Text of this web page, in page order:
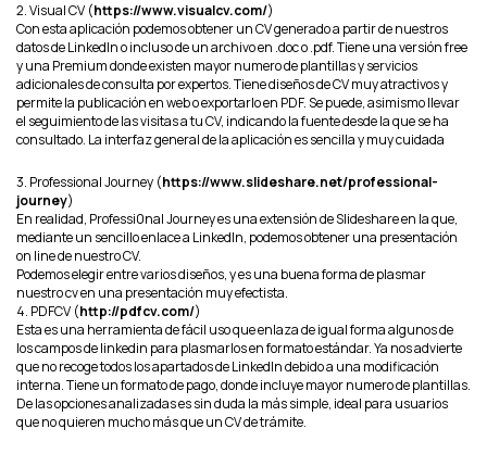
2. Visual CV (https://www.visualcv.com/)
Con esta aplicación podemos obtener un CV generado a partir de nuestros
datos de LinkedIn o incluso de un archivo en .doc o .pdf. Tiene una versión free
y una Premium donde existen mayor numero de plantillas y servicios
adicionales de consulta por expertos. Tiene diseños de CV muy atractivos y
permite la publicación en web o exportarlo en PDF. Se puede, asimismo llevar
el seguimiento de las visitas a tu CV, indicando la fuente desde la que se ha
consultado. La interfaz general de la aplicación es sencilla y muy cuidada
3. Professional Journey (https://www.slideshare.net/professional-
journey)
En realidad, Professi0nal Journey es una extensión de Slideshare en la que,
mediante un sencillo enlace a LinkedIn, podemos obtener una presentación
on line de nuestro CV.
Podemos elegir entre varios diseños, y es una buena forma de plasmar
nuestro cv en una presentación muy efectista.
4. PDFCV (http://pdfcv.com/)
Esta es una herramienta de fácil uso que enlaza de igual forma algunos de
los campos de linkedin para plasmarlos en formato estándar. Ya nos advierte
que no recoge todos los apartados de LinkedIn debido a una modificación
interna. Tiene un formato de pago, donde incluye mayor numero de plantillas.
De las opciones analizadas es sin duda la más simple, ideal para usuarios
que no quieren mucho más que un CV de trámite.